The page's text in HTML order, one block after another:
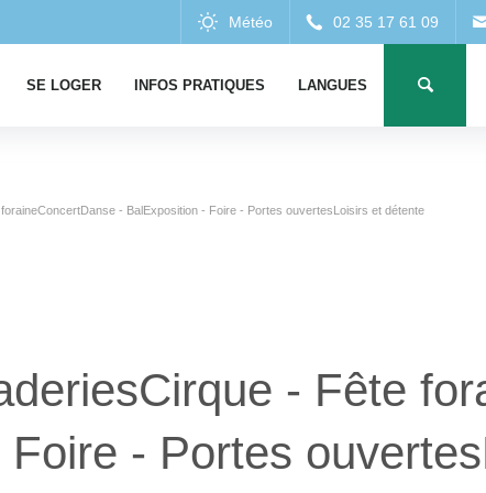
SE LOGER INFOS PRATIQUES LANGUES
- BalExposition - Foire - Portes ouvertesLoisirs et détente
- Fête
- Portes